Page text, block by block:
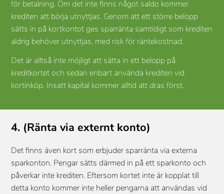
för betalning. Om det inte finns något saldo kommer
krediten att börja utnyttjas. Genom att ett större belopp
sätts in på kortkontot ges sparränta samtidigt som krediten
aldrig behöver utnyttjas, med risk för räntekostnad.
Det är alltså inte möjligt att sätta in ett belopp på
kreditkortet och sedan enbart använda krediten vid
kortinköp. Insatt kapital kommer alltid att dras först.
4. (Ränta via externt konto)
Det finns även kort som erbjuder sparränta via externa
sparkonton. Pengar sätts därmed in på ett sparkonto och
påverkar inte krediten. Eftersom kortet inte är kopplat till
detta konto kommer inte heller pengarna att användas vid